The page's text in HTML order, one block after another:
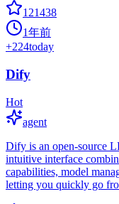
121438
1年前
+224today
Dify
Hot
agent
Dify is an open-source
intuitive interface
capabilities, model
letting you quickly go